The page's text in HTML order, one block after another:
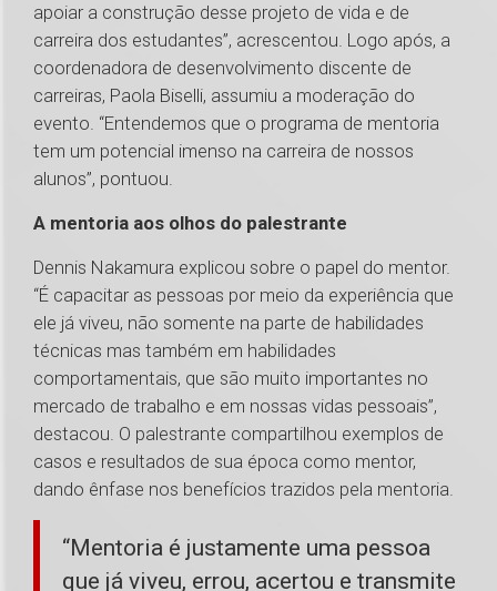
apoiar a construção desse projeto de vida e de
carreira dos estudantes”, acrescentou. Logo após, a
coordenadora de desenvolvimento discente de
carreiras, Paola Biselli, assumiu a moderação do
evento. “Entendemos que o programa de mentoria
tem um potencial imenso na carreira de nossos
alunos”, pontuou.
A mentoria aos olhos do palestrante
Dennis Nakamura explicou sobre o papel do mentor.
“É capacitar as pessoas por meio da experiência que
ele já viveu, não somente na parte de habilidades
técnicas mas também em habilidades
comportamentais, que são muito importantes no
mercado de trabalho e em nossas vidas pessoais”,
destacou. O palestrante compartilhou exemplos de
casos e resultados de sua época como mentor,
dando ênfase nos benefícios trazidos pela mentoria.
“Mentoria é justamente uma pessoa
que já viveu, errou, acertou e transmite